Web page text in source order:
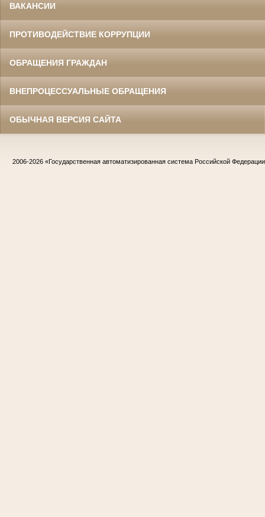
ВАКАНСИИ
ПРОТИВОДЕЙСТВИЕ КОРРУПЦИИ
ОБРАЩЕНИЯ ГРАЖДАН
ВНЕПРОЦЕССУАЛЬНЫЕ ОБРАЩЕНИЯ
ОБЫЧНАЯ ВЕРСИЯ САЙТА
2006-2026 «Государственная автоматизированная система Российской